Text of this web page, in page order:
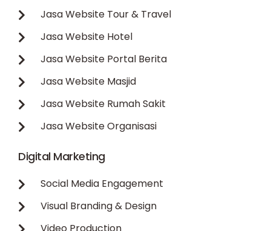
Jasa Website Tour & Travel
Jasa Website Hotel
Jasa Website Portal Berita
Jasa Website Masjid
Jasa Website Rumah Sakit
Jasa Website Organisasi
Digital Marketing
Social Media Engagement
Visual Branding & Design